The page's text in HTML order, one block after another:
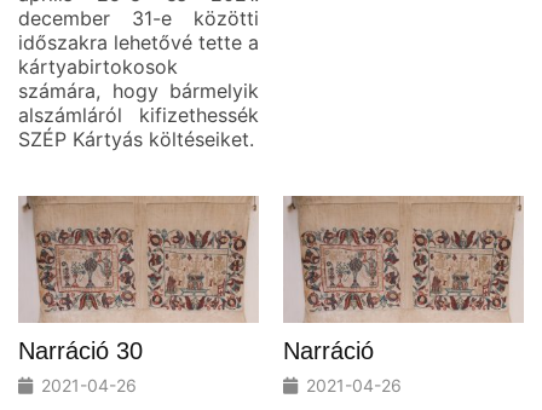
december 31-e közötti
időszakra lehetővé tette a
kártyabirtokosok
számára, hogy bármelyik
alszámláról kifizethessék
SZÉP Kártyás költéseiket.
Narráció 30
2021-04-26
Narráció
2021-04-26